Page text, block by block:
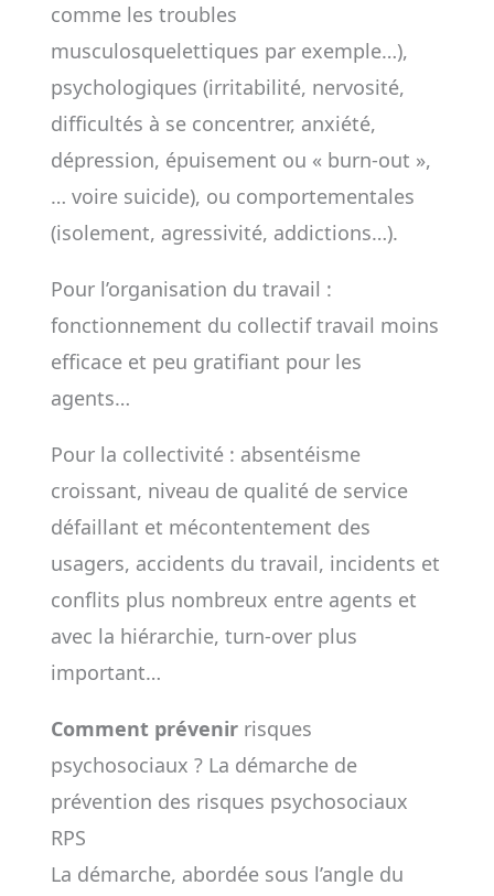
comme les troubles
musculosquelettiques par exemple…),
psychologiques (irritabilité, nervosité,
difficultés à se concentrer, anxiété,
dépression, épuisement ou « burn-out »,
… voire suicide), ou comportementales
(isolement, agressivité, addictions…).
Pour l’organisation du travail :
fonctionnement du collectif travail moins
efficace et peu gratifiant pour les
agents…
Pour la collectivité : absentéisme
croissant, niveau de qualité de service
défaillant et mécontentement des
usagers, accidents du travail, incidents et
conflits plus nombreux entre agents et
avec la hiérarchie, turn-over plus
important…
Comment prévenirrisques
psychosociaux ? La démarche de
prévention des risques psychosociaux
RPS
La démarche, abordée sous l’angle du